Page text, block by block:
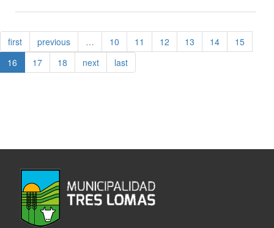
EN
INGENIERO
THOMPSON
first previous … 10 11 12 13 14
15
16
17 18 next last